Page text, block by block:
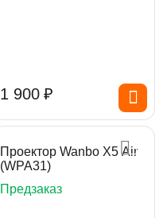
1 900 ₽
Проектор Wanbo X5 Air
(WPA31)
Предзаказ